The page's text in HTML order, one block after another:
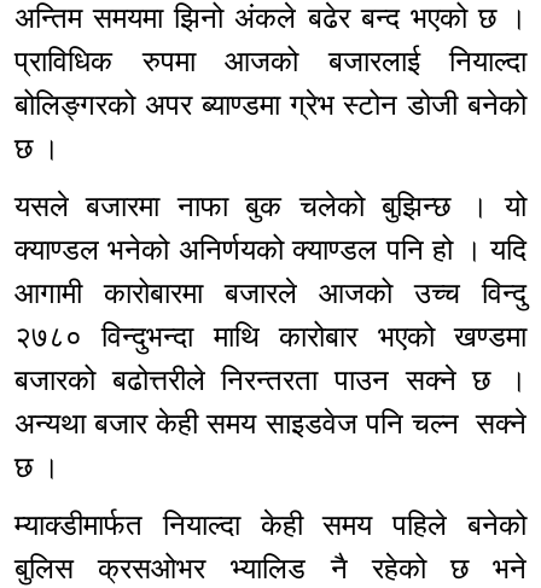
अन्तिम समयमा झिनो अंकले बढेर बन्द भएको छ ।
प्राविधिक रुपमा आजको बजारलाई नियाल्दा
बोलिङ्गरको अपर ब्याण्डमा ग्रेभ स्टोन डोजी बनेको
छ ।
यसले बजारमा नाफा बुक चलेको बुझिन्छ । यो
क्याण्डल भनेको अनिर्णयको क्याण्डल पनि हो । यदि
आगामी कारोबारमा बजारले आजको उच्च विन्दु
२७८० विन्दुभन्दा माथि कारोबार भएको खण्डमा
बजारको बढोत्तरीले निरन्तरता पाउन सक्ने छ ।
अन्यथा बजार केही समय साइडवेज पनि चल्न सक्ने
छ ।
म्याक्डीमार्फत नियाल्दा केही समय पहिले बनेको
बुलिस क्रसओभर भ्यालिड नै रहेको छ भने